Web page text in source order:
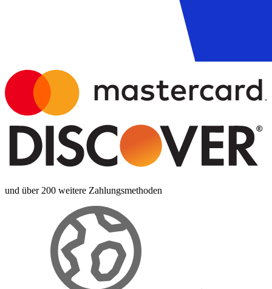
und über 200 weitere Zahlungsmethoden